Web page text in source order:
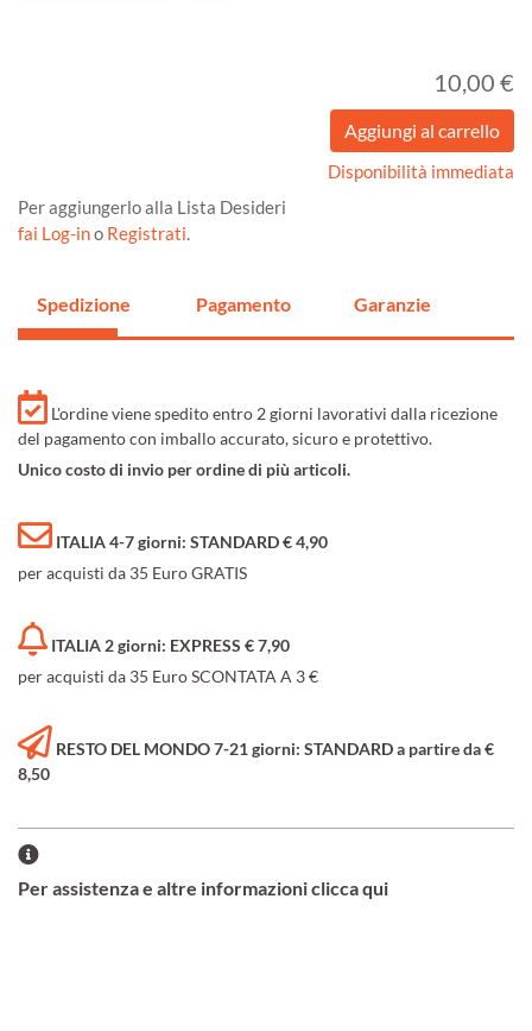
10,00 €
Disponibilità immediata
Per aggiungerlo alla Lista Desideri
fai Log-ino Registrati.
Spedizione Pagamento Garanzie
L'ordine viene spedito entro 2 giorni lavorativi dalla ricezione
del pagamento con imballo accurato, sicuro e protettivo.
Unico costo di invio per ordine di più articoli.
ITALIA 4-7 giorni: STANDARD € 4,90
per acquisti da 35 Euro GRATIS
ITALIA 2 giorni: EXPRESS € 7,90
per acquisti da 35 Euro SCONTATA A 3 €
RESTO DEL MONDO 7-21 giorni: STANDARD a partire da €
8,50
Per assistenza e altre informazioni clicca qui